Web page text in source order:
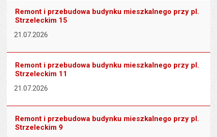
Remont i przebudowa budynku mieszkalnego przy pl.
Strzeleckim 15
21.07.2026
Remont i przebudowa budynku mieszkalnego przy pl.
Strzeleckim 11
21.07.2026
Remont i przebudowa budynku mieszkalnego przy pl.
Strzeleckim 9